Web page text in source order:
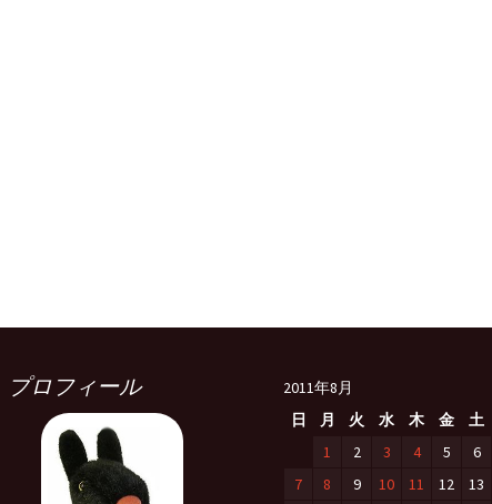
プロフィール
2011年8月
日
月 火 水 木 金
土
1
2 3 4 5
6
7
8 9 10 11 12 13